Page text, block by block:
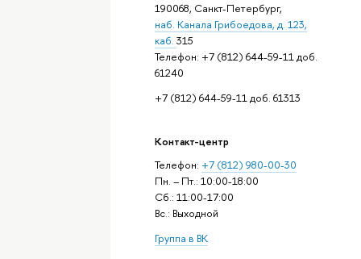
190068, Санкт-Петербург,
наб. Канала Грибоедова, д. 123,
каб. 315
Телефон: +7 (812) 644-59-11 доб.
61240
+7 (812) 644-59-11 доб. 61313
Контакт-центр
Телефон: +7 (812) 980-00-30
Пн. – Пт.: 10:00-18:00
Сб.: 11:00-17:00
Вс.: Выходной
Группа в ВК